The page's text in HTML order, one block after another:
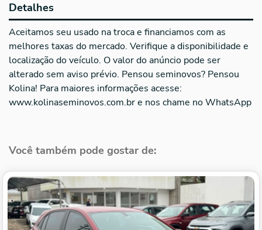
Detalhes
Aceitamos seu usado na troca e financiamos com as
melhores taxas do mercado. Verifique a disponibilidade e
localização do veículo. O valor do anúncio pode ser
alterado sem aviso prévio. Pensou seminovos? Pensou
Kolina! Para maiores informações acesse:
www.kolinaseminovos.com.br e nos chame no WhatsApp
Você também pode gostar de: